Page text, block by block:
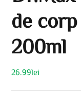
de
200ml
26.99lei